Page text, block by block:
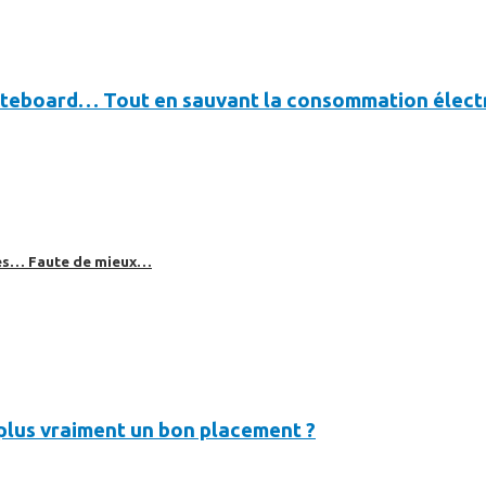
Faute de mieux…
Tout en sauvant la consommation
vraiment un bon placement ?